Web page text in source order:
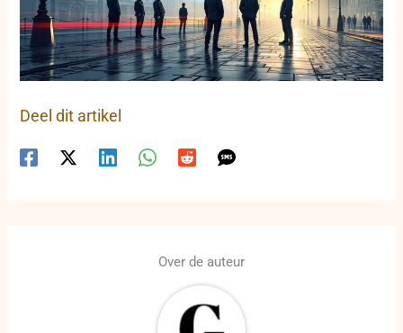
Deel dit artikel
Over de auteur